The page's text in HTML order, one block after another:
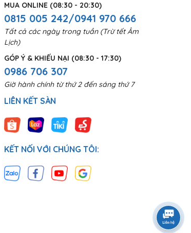
MUA ONLINE (08:30 - 20:30)
0815 005 242/0941 970 666
Tất cả các ngày trong tuần (Trừ tết Âm
Lịch)
GÓP Ý & KHIẾU NẠI (08:30 - 17:30)
0986 706 307
Giờ hành chính từ thứ 2 đến sáng thứ 7
LIÊN KẾT SÀN
KẾT NỐI VỚI CHÚNG TÔI: